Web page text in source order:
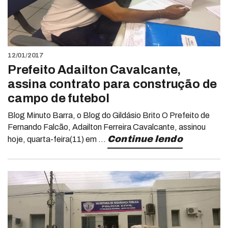
12/01/2017
Prefeito Adailton Cavalcante,
assina contrato para construção de
campo de futebol
Blog Minuto Barra, o Blog do Gildásio Brito O Prefeito de
Fernando Falcão, Adailton Ferreira Cavalcante, assinou
hoje, quarta-feira(11) em ... Continue lendo